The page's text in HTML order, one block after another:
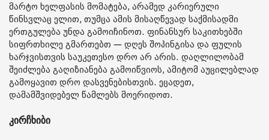
მარტო ხელფასის მომატება, არამედ კარიერული
წინსვლაც ელით, თუმცა ამის მისაღწევად საქმისადმი
ერთგულება უნდა გამოიჩინოთ. ფინანსურ საკითხებში
სიფრთხილე გმართებთ — დღეს შოპინგისა და ფულის
ხარჯვისთვის საუკეთესო დრო არ არის. დაღლილობამ
შეიძლება გაღიზიანება გამოიწვიოს, ამიტომ აუცილებლად
გამოყავით დრო დასვენებისთვის. ეცადეთ,
დამამშვიდებელ წამლებს მოერიდოთ.
კირჩხიბი